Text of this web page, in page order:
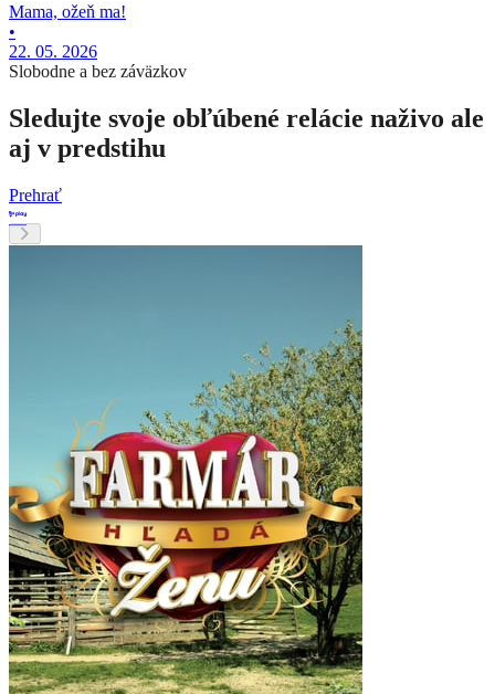
Mama, ožeň ma!
•
22. 05. 2026
Slobodne a bez záväzkov
Sledujte svoje obľúbené relácie naživo ale
aj v predstihu
Prehrať